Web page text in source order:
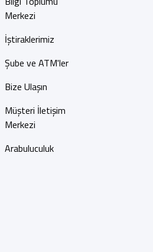
Merkezi
İştiraklerimiz
Şube ve ATM'ler
Bize Ulaşın
Müşteri İletişim
Merkezi
Arabuluculuk